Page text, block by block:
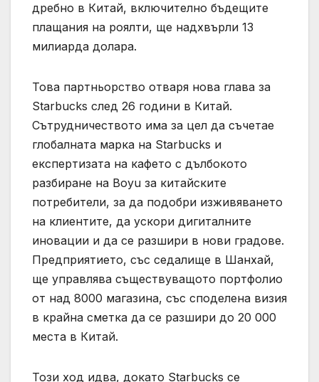
дребно в Китай, включително бъдещите
плащания на роялти, ще надхвърли 13
милиарда долара.
Това партньорство отваря нова глава за
Starbucks след 26 години в Китай.
Сътрудничеството има за цел да съчетае
глобалната марка на Starbucks и
експертизата на кафето с дълбокото
разбиране на Boyu за китайските
потребители, за да подобри изживяването
на клиентите, да ускори дигиталните
иновации и да се разшири в нови градове.
Предприятието, със седалище в Шанхай,
ще управлява съществуващото портфолио
от над 8000 магазина, със споделена визия
в крайна сметка да се разшири до 20 000
места в Китай.
Този ход идва, докато Starbucks се